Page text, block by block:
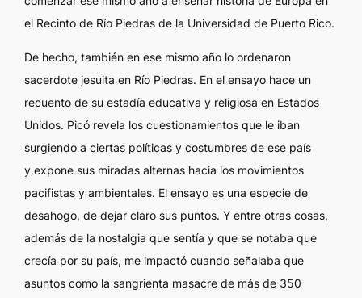
el Recinto de Río Piedras de la Universidad de Puerto Rico.
De hecho, también en ese mismo año lo ordenaron
sacerdote jesuita en Río Piedras. En el ensayo hace un
recuento de su estadía educativa y religiosa en Estados
Unidos. Picó revela los cuestionamientos que le iban
surgiendo a ciertas políticas y costumbres de ese país
y expone sus miradas alternas hacia los movimientos
pacifistas y ambientales. El ensayo es una especie de
desahogo, de dejar claro sus puntos. Y entre otras cosas,
además de la nostalgia que sentía y que se notaba que
crecía por su país, me impactó cuando señalaba que
asuntos como la sangrienta masacre de más de 350